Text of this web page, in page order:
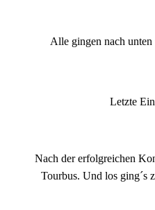
Alle gingen nach
Letzte
Nach der erfolgreichen
Tourbus. Und los ging´s